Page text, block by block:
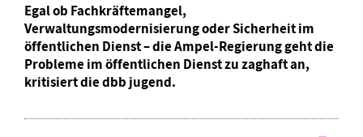
Egal ob Fachkräftemangel,
Verwaltungsmodernisierung oder Sicherheit im
öffentlichen Dienst – die Ampel-Regierung geht die
Probleme im öffentlichen Dienst zu zaghaft an,
kritisiert die dbb jugend.